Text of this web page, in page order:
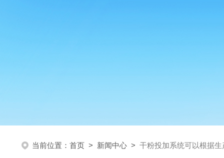
当前位置： 首页 > 新闻中心 > 干粉投加系统可以根据